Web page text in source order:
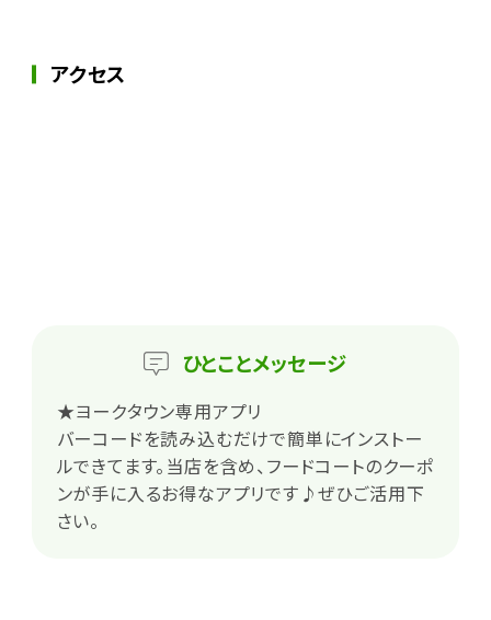
アクセス
ひとことメッセージ
★ヨークタウン専用アプリ
バーコードを読み込むだけで簡単にインストー
ルできてます。当店を含め、フードコートのクーポ
ンが手に入るお得なアプリです♪ぜひご活用下
さい。